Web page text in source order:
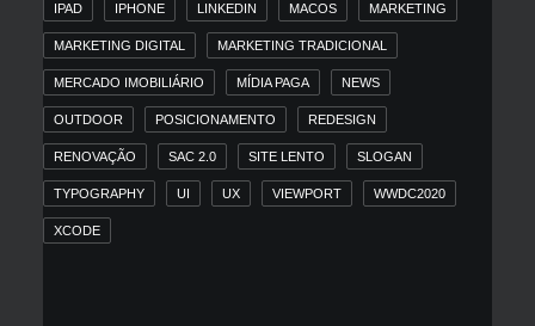
IPAD IPHONE LINKEDIN MACOS MARKETING
MARKETING DIGITAL MARKETING TRADICIONAL
MERCADO IMOBILIÁRIO MÍDIA PAGA NEWS
OUTDOOR POSICIONAMENTO REDESIGN
RENOVAÇÃO SAC 2.0 SITE LENTO SLOGAN
TYPOGRAPHY UI UX VIEWPORT WWDC2020
XCODE